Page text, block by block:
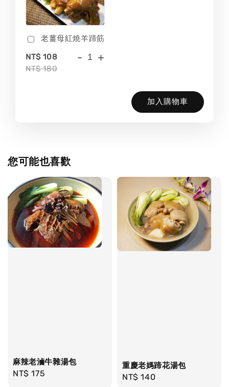
老薑母紅燒羊蹄筋
NT$ 108
NT$ 180
- +
加入購物車
您可能也喜歡
麻辣老滷牛雜湯包
Regular
NT$ 175
重慶老媽蹄花湯包
Regular
NT$ 140